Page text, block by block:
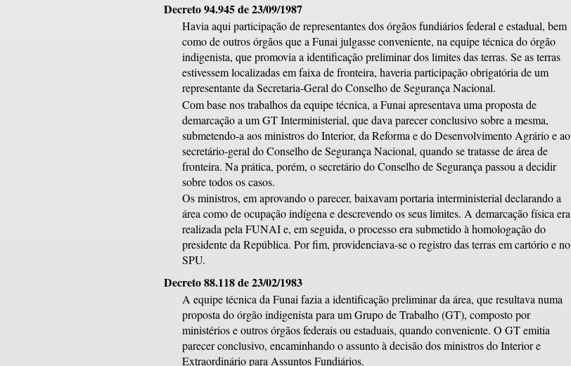
Decreto 94.945 de 23/09/1987
Havia aqui participação de representantes dos órgãos fundiários federal e estadual, bem
como de outros órgãos que a Funai julgasse conveniente, na equipe técnica do órgão
indigenista, que promovia a identificação preliminar dos limites das terras. Se as terras
estivessem localizadas em faixa de fronteira, haveria participação obrigatória de um
representante da Secretaria-Geral do Conselho de Segurança Nacional.
Com base nos trabalhos da equipe técnica, a Funai apresentava uma proposta de
demarcação a um GT Interministerial, que dava parecer conclusivo sobre a mesma,
submetendo-a aos ministros do Interior, da Reforma e do Desenvolvimento Agrário e ao
secretário-geral do Conselho de Segurança Nacional, quando se tratasse de área de
fronteira. Na prática, porém, o secretário do Conselho de Segurança passou a decidir
sobre todos os casos.
Os ministros, em aprovando o parecer, baixavam portaria interministerial declarando a
área como de ocupação indígena e descrevendo os seus limites. A demarcação física era
realizada pela FUNAI e, em seguida, o processo era submetido à homologação do
presidente da República. Por fim, providenciava-se o registro das terras em cartório e no
SPU.
Decreto 88.118 de 23/02/1983
A equipe técnica da Funai fazia a identificação preliminar da área, que resultava numa
proposta do órgão indigenista para um Grupo de Trabalho (GT), composto por
ministérios e outros órgãos federais ou estaduais, quando conveniente. O GT emitia
parecer conclusivo, encaminhando o assunto à decisão dos ministros do Interior e
Extraordinário para Assuntos Fundiários.